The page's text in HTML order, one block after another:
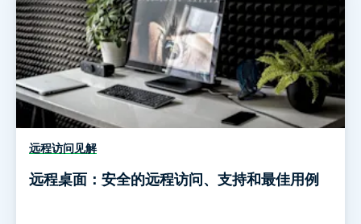
远程访问见解
远程桌面：安全的远程访问、支持和最佳用例